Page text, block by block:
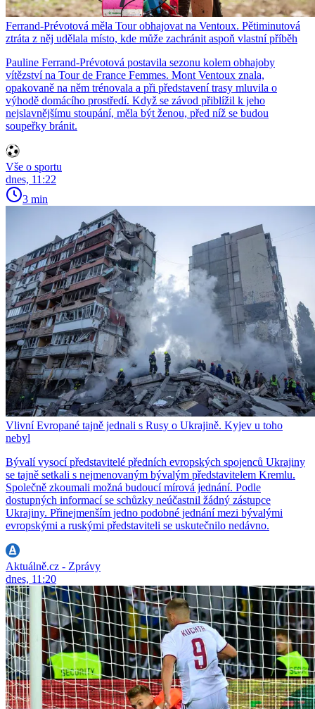
Ferrand-Prévotová měla Tour obhajovat na Ventoux. Pětiminutová
ztráta z něj udělala místo, kde může zachránit aspoň vlastní příběh
Pauline Ferrand-Prévotová postavila sezonu kolem obhajoby
vítězství na Tour de France Femmes. Mont Ventoux znala,
opakovaně na něm trénovala a při představení trasy mluvila o
výhodě domácího prostředí. Když se závod přiblížil k jeho
nejslavnějšímu stoupání, měla být ženou, před níž se budou
soupeřky bránit.
Vše o sportu
dnes, 11:22
3 min
Vlivní Evropané tajně jednali s Rusy o Ukrajině. Kyjev u toho
nebyl
Bývalí vysocí představitelé předních evropských spojenců Ukrajiny
se tajně setkali s nejmenovaným bývalým představitelem Kremlu.
Společně zkoumali možná budoucí mírová jednání. Podle
dostupných informací se schůzky neúčastnil žádný zástupce
Ukrajiny. Přinejmenším jedno podobné jednání mezi bývalými
evropskými a ruskými představiteli se uskutečnilo nedávno.
Aktuálně.cz - Zprávy
dnes, 11:20